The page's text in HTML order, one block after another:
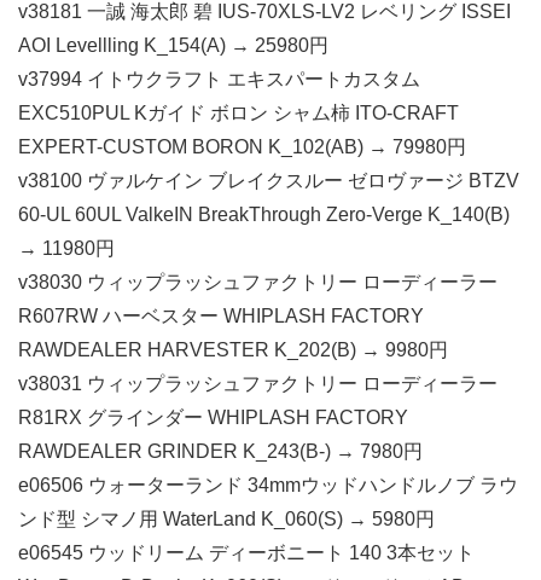
v38181 一誠 海太郎 碧 IUS-70XLS-LV2 レベリング ISSEI
AOI Levellling K_154(A) → 25980円
v37994 イトウクラフト エキスパートカスタム
EXC510PUL Kガイド ボロン シャム柿 ITO-CRAFT
EXPERT-CUSTOM BORON K_102(AB) → 79980円
v38100 ヴァルケイン ブレイクスルー ゼロヴァージ BTZV
60-UL 60UL ValkeIN BreakThrough Zero-Verge K_140(B)
→ 11980円
v38030 ウィップラッシュファクトリー ローディーラー
R607RW ハーベスター WHIPLASH FACTORY
RAWDEALER HARVESTER K_202(B) → 9980円
v38031 ウィップラッシュファクトリー ローディーラー
R81RX グラインダー WHIPLASH FACTORY
RAWDEALER GRINDER K_243(B-) → 7980円
e06506 ウォーターランド 34mmウッドハンドルノブ ラウ
ンド型 シマノ用 WaterLand K_060(S) → 5980円
e06545 ウッドリーム ディーボニート 140 3本セット